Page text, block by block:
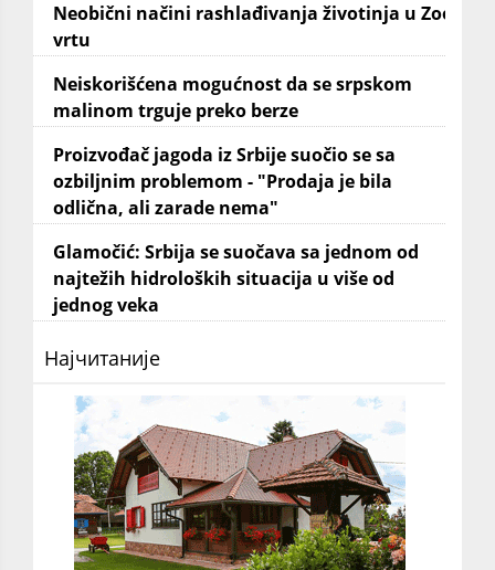
Neobični načini rashlađivanja životinja u Zoo
vrtu
Neiskorišćena mogućnost da se srpskom
malinom trguje preko berze
Proizvođač jagoda iz Srbije suočio se sa
ozbiljnim problemom - "Prodaja je bila
odlična, ali zarade nema"
Glamočić: Srbija se suočava sa jednom od
najtežih hidroloških situacija u više od
jednog veka
Најчитаније